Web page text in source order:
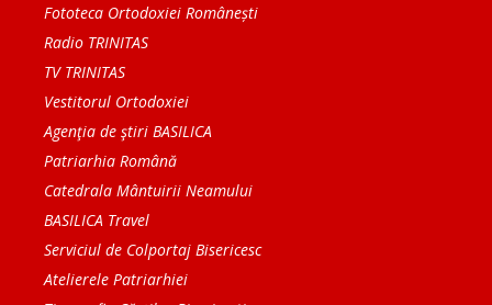
Fototeca Ortodoxiei Românești
Radio TRINITAS
TV TRINITAS
Vestitorul Ortodoxiei
Agenţia de ştiri BASILICA
Patriarhia Română
Catedrala Mântuirii Neamului
BASILICA Travel
Serviciul de Colportaj Bisericesc
Atelierele Patriarhiei